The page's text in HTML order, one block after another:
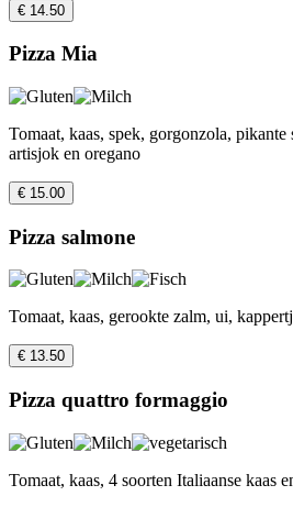
€ 14.50
Pizza Mia
Tomaat, kaas, spek, gorgonzola, pikante
artisjok en oregano
€ 15.00
Pizza salmone
Tomaat, kaas, gerookte zalm, ui,
€ 13.50
Pizza quattro formaggio
Tomaat, kaas, 4 soorten Italiaanse kaas